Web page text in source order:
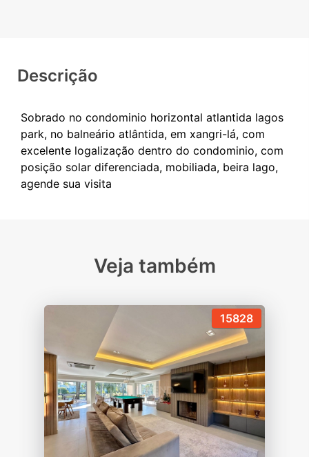
Descrição
Sobrado no condominio horizontal atlantida lagos
park, no balneário atlântida, em xangri-lá, com
excelente logalização dentro do condominio, com
posição solar diferenciada, mobiliada, beira lago,
Veja também
15828